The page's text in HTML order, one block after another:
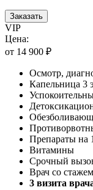
Заказать
VIP
Цена:
от 14 900 ₽
Осмотр,
Капельница 3
Препараты на
Витамины
Срочный
Врач со
3 визита